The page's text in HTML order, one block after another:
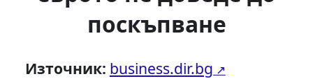
поскъпване
Източник: business.dir.bg